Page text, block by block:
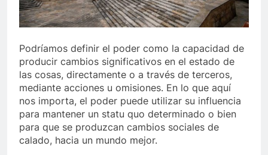
Berosca y Jesús Vides Con éxito se realizó
docente que abusó sexualmente de niña de 13 años
Podríamos definir el poder como la capacidad de
producir cambios significativos en el estado de
las cosas, directamente o a través de terceros,
mediante acciones u omisiones. En lo que aquí
nos importa, el poder puede utilizar su influencia
para mantener un statu quo determinado o bien
para que se produzcan cambios sociales de
calado, hacia un mundo mejor.